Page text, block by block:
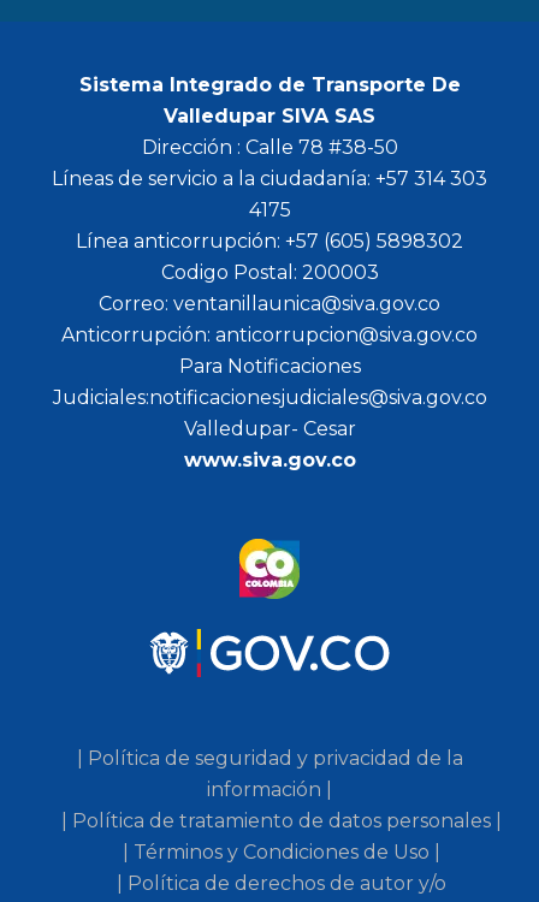
Sistema Integrado de Transporte De
Valledupar SIVA SAS
Dirección : Calle 78 #38-50
Líneas de servicio a la ciudadanía: +57 314 303
4175
Línea anticorrupción: +57 (605) 5898302
Codigo Postal: 200003
Correo: ventanillaunica@siva.gov.co
Anticorrupción: anticorrupcion@siva.gov.co
Para Notificaciones
Judiciales:notificacionesjudiciales@siva.gov.co
Valledupar- Cesar
www.siva.gov.co
| Política de seguridad y privacidad de la
información |
| Política de tratamiento de datos personales |
| Términos y Condiciones de Uso |
| Política de derechos de autor y/o